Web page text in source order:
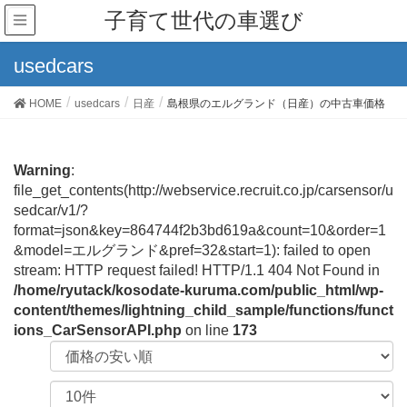
子育て世代の車選び
usedcars
HOME usedcars 日産 島根県のエルグランド（日産）の中古車価格
Warning:
file_get_contents(http://webservice.recruit.co.jp/carsensor/u
sedcar/v1/?
format=json&key=864744f2b3bd619a&count=10&order=1
&model=エルグランド&pref=32&start=1): failed to open
stream: HTTP request failed! HTTP/1.1 404 Not Found in
/home/ryutack/kosodate-kuruma.com/public_html/wp-
content/themes/lightning_child_sample/functions/funct
ions_CarSensorAPI.php on line 173